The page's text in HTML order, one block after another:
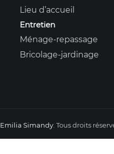
Lieu d’accueil
Entretien
Ménage-repassage
Bricolage-jardinage
Emilia Simandy . Tous droits